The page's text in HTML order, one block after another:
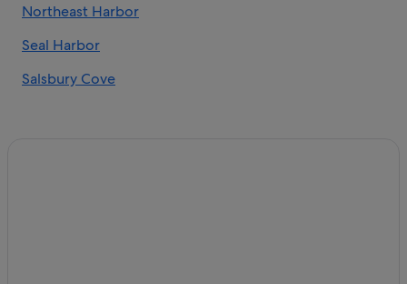
Hoteles de 4 estrellas en Camden
Isle Au Haut hoteles
Northeast Harbor
Seal Harbor
Salsbury Cove